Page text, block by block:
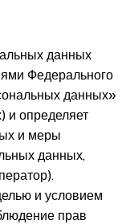
данных
Федерального
данных»
и определяет
и меры
данных,
и условием
прав